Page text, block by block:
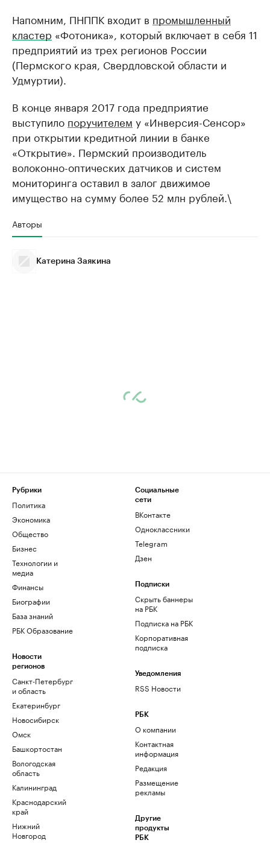
Напомним, ПНППК входит в промышленный
кластер «Фотоника», который включает в себя 11
предприятий из трех регионов России
(Пермского края, Свердловской области и
Удмуртии).
В конце января 2017 года предприятие
выступило поручителем у «Инверсия-Сенсор»
при открытии кредитной линии в банке
«Открытие». Пермский производитель
волоконно-оптических датчиков и систем
мониторинга оставил в залог движимое
имущество на сумму более 52 млн рублей.\
Авторы
Катерина Заякина
Рубрики
Политика
Экономика
Общество
Бизнес
Технологии и
медиа
Финансы
Биографии
База знаний
РБК Образование
Новости
регионов
Санкт-Петербург
и область
Екатеринбург
Новосибирск
Омск
Башкортостан
Вологодская
область
Калининград
Краснодарский
край
Нижний
Новгород
Социальные
сети
ВКонтакте
Одноклассники
Telegram
Дзен
Подписки
Скрыть баннеры
на РБК
Подписка на РБК
Корпоративная
подписка
Уведомления
RSS Новости
РБК
О компании
Контактная
информация
Редакция
Размещение
рекламы
Другие
продукты
РБК